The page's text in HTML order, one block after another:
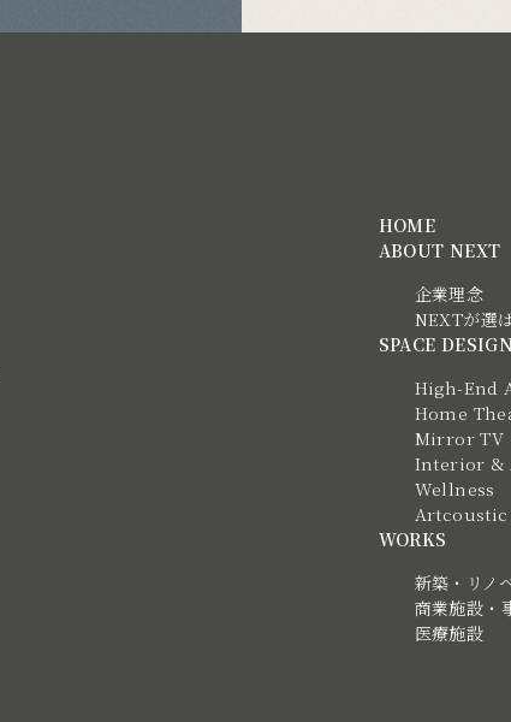
HOME
ABOUT NEXT
企業理念
NEXTが選
SPACE
High-End
Home
Mirror TV
Interior &
Wellness
Artcoustic
WORKS
新築・リノ
商業施設・
医療施設